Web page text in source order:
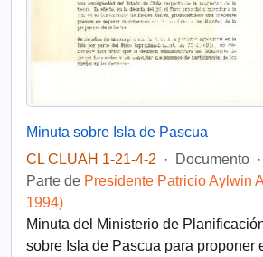
Minuta sobre Isla de Pascua
CL CLUAH 1-21-4-2
· Documento ·
Parte de Presidente Patricio Aylwin
1994)
Minuta del Ministerio de
sobre Isla de Pascua para proponer